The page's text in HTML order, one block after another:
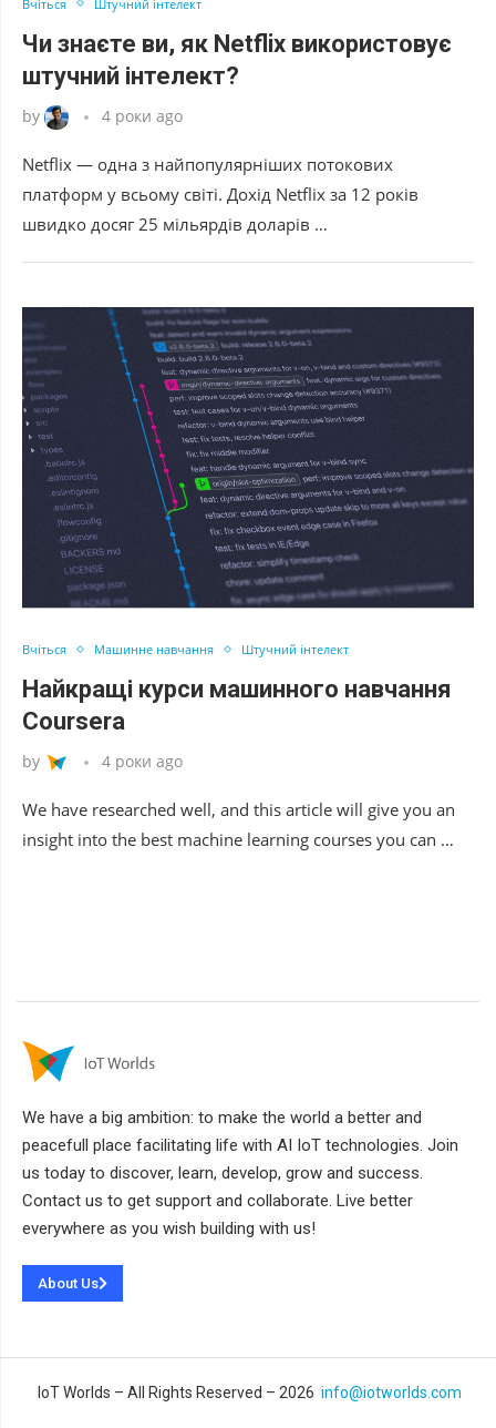
Вчіться Штучний інтелект
Чи знаєте ви, як Netflix використовує
штучний інтелект?
by 4 роки ago
Netflix — одна з найпопулярніших потокових
платформ у всьому світі. Дохід Netflix за 12 років
швидко досяг 25 мільярдів доларів …
Вчіться Машинне навчання Штучний інтелект
Найкращі курси машинного навчання
Coursera
by 4 роки ago
We have researched well, and this article will give you an
insight into the best machine learning courses you can …
We have a big ambition: to make the world a better and
peacefull place facilitating life with AI IoT technologies. Join
us today to discover, learn, develop, grow and success.
Contact us to get support and collaborate. Live better
everywhere as you wish building with us!
About Us
IoT Worlds – All Rights Reserved – 2026 info@iotworlds.com